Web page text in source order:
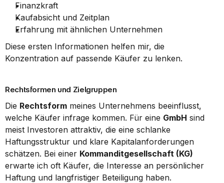
Finanzkraft
Kaufabsicht und Zeitplan
Erfahrung mit ähnlichen Unternehmen
Diese ersten Informationen helfen mir, die
Konzentration auf passende Käufer zu lenken.
Rechtsformen und Zielgruppen
Die Rechtsform meines Unternehmens beeinflusst,
welche Käufer infrage kommen. Für eine GmbH sind
meist Investoren attraktiv, die eine schlanke
Haftungsstruktur und klare Kapitalanforderungen
schätzen. Bei einer Kommanditgesellschaft (KG)
erwarte ich oft Käufer, die Interesse an persönlicher
Haftung und langfristiger Beteiligung haben.